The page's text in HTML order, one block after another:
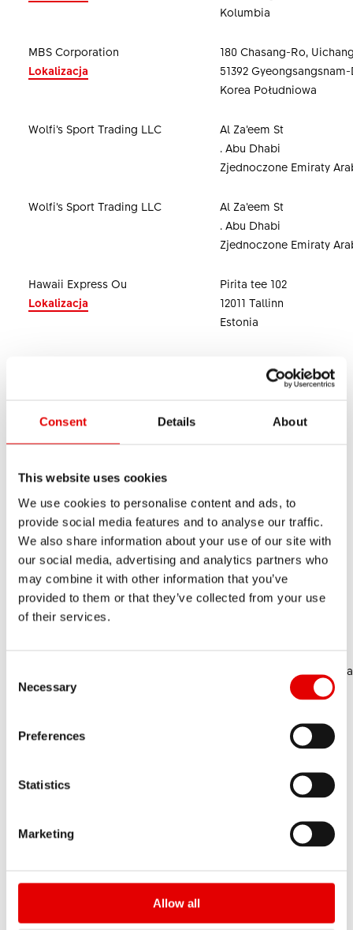
Consent Details About
This website uses cookies
We use cookies to personalise content and ads, to
provide social media features and to analyse our traffic.
We also share information about your use of our site with
our social media, advertising and analytics partners who
may combine it with other information that you’ve
provided to them or that they’ve collected from your use
of their services.
Necessary
Preferences
Statistics
Marketing
Allow all
Kolumbia
MBS Corporation
Lokalizacja
180 Chasang-Ro,
51392
Korea Południowa
Wolfi’s Sport Trading LLC
Al Za’eem St
. Abu Dhabi
Zjednoczone Emiraty
Wolfi’s Sport Trading LLC
Al Za’eem St
. Abu Dhabi
Zjednoczone Emiraty
Hawaii Express Ou
Lokalizacja
Pirita tee 102
12011 Tallinn
Estonia
3070 Kortenberg
SLM Bicycle Trading Sdn.Bhd.
Lokalizacja
45, Jalan Anson
10400 Georgetown
Malezja
Cialtia S.A. de C.V.
Lokalizacja
Av. Toluca 373, Int. 1C
2da Cda. 2 de Abril 48-
52910 Atizapan Centro
Max-Planck-Strasse 8
Merida & Centurion
Lokalizacja
Blumenstrasse 51
71106 Magstadt
Lokalizacja
1339 Vøyenenga